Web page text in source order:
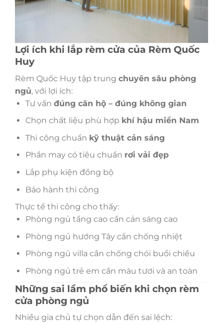
Lợi ích khi lắp rèm cửa của Rèm Quốc
Huy
Rèm Quốc Huy tập trung chuyên sâu phòng
ngủ, với lợi ích:
Tư vấn đúng căn hộ – đúng không gian
Chọn chất liệu phù hợp khí hậu miền Nam
Thi công chuẩn kỹ thuật cản sáng
Phần may có tiêu chuẩn rơi vải đẹp
Lắp phụ kiện đồng bộ
Bảo hành thi công
Thực tế thi công cho thấy:
Phòng ngủ tầng cao cần cản sáng cao
Phòng ngủ hướng Tây cần chống nhiệt
Phòng ngủ villa cần chống chói buổi chiều
Phòng ngủ trẻ em cần màu tươi và an toàn
Những sai lầm phổ biến khi chọn rèm
cửa phòng ngủ
Nhiều gia chủ tự chọn dẫn đến sai lệch: